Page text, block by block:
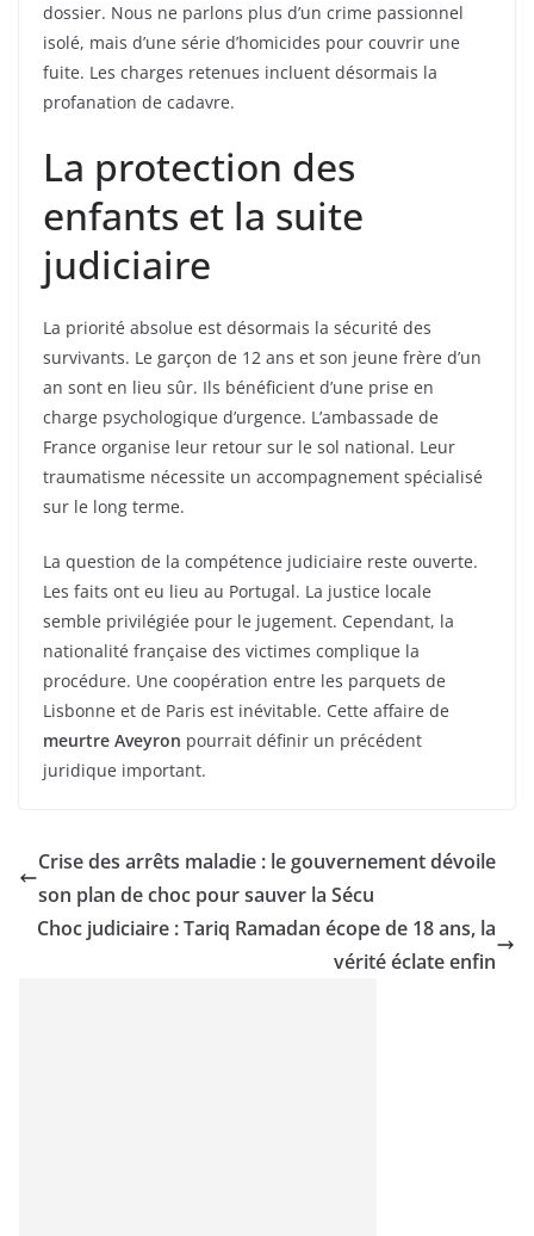
dossier. Nous ne parlons plus d’un crime passionnel
isolé, mais d’une série d’homicides pour couvrir une
fuite. Les charges retenues incluent désormais la
profanation de cadavre.
La protection des
enfants et la suite
judiciaire
La priorité absolue est désormais la sécurité des
survivants. Le garçon de 12 ans et son jeune frère d’un
an sont en lieu sûr. Ils bénéficient d’une prise en
charge psychologique d’urgence. L’ambassade de
France organise leur retour sur le sol national. Leur
traumatisme nécessite un accompagnement spécialisé
sur le long terme.
La question de la compétence judiciaire reste ouverte.
Les faits ont eu lieu au Portugal. La justice locale
semble privilégiée pour le jugement. Cependant, la
nationalité française des victimes complique la
procédure. Une coopération entre les parquets de
Lisbonne et de Paris est inévitable. Cette affaire de
meurtre Aveyron pourrait définir un précédent
juridique important.
Crise des arrêts maladie : le gouvernement dévoile
son plan de choc pour sauver la Sécu
Choc judiciaire : Tariq Ramadan écope de 18 ans, la
vérité éclate enfin